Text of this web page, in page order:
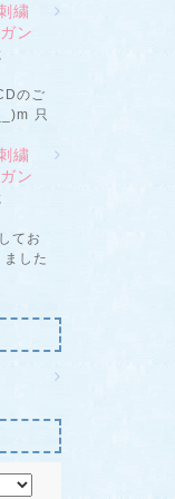
繍
ン
のご
只
繍
ン
てお
した